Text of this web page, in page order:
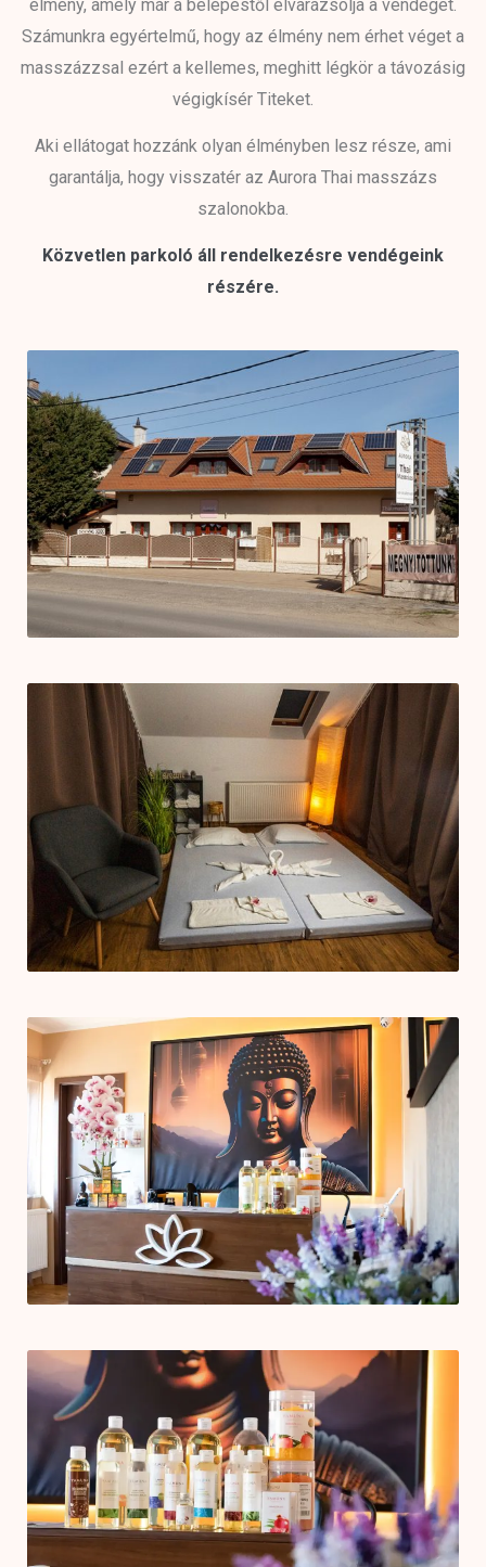
élmény, amely már a belépéstől elvarázsolja a vendéget.
Számunkra egyértelmű, hogy az élmény nem érhet véget a
masszázzsal ezért a kellemes, meghitt légkör a távozásig
végigkísér Titeket.
Aki ellátogat hozzánk olyan élményben lesz része, ami
garantálja, hogy visszatér az Aurora Thai masszázs
szalonokba.
Közvetlen parkoló áll rendelkezésre vendégeink
részére.